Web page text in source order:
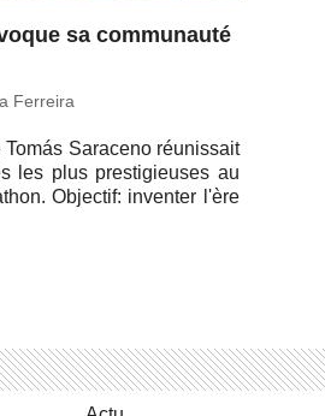
sa communauté
Ferreira
Sa­ra­ceno réunis­sait
les plus pres­ti­gieuses au
Ob­jec­tif: in­ven­ter l'ère